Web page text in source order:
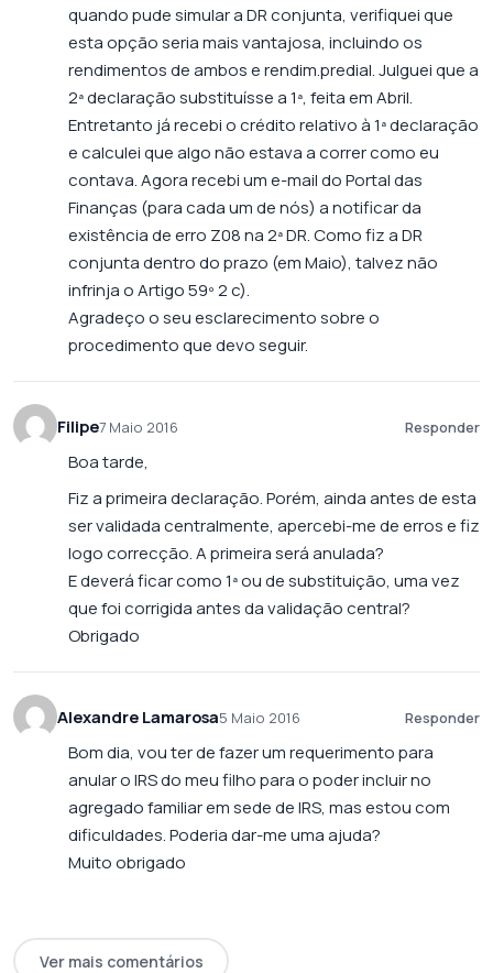
quando pude simular a DR conjunta, verifiquei que
esta opção seria mais vantajosa, incluindo os
rendimentos de ambos e rendim.predial. Julguei que a
2ª declaração substituísse a 1ª, feita em Abril.
Entretanto já recebi o crédito relativo à 1ª declaração
e calculei que algo não estava a correr como eu
contava. Agora recebi um e-mail do Portal das
Finanças (para cada um de nós) a notificar da
existência de erro Z08 na 2ª DR. Como fiz a DR
conjunta dentro do prazo (em Maio), talvez não
infrinja o Artigo 59º 2 c).
Agradeço o seu esclarecimento sobre o
procedimento que devo seguir.
Filipe7 Maio 2016 Responder
Boa tarde,
Fiz a primeira declaração. Porém, ainda antes de esta
ser validada centralmente, apercebi-me de erros e fiz
logo correcção. A primeira será anulada?
E deverá ficar como 1ª ou de substituição, uma vez
que foi corrigida antes da validação central?
Obrigado
Alexandre Lamarosa5 Maio 2016 Responder
Bom dia, vou ter de fazer um requerimento para
anular o IRS do meu filho para o poder incluir no
agregado familiar em sede de IRS, mas estou com
dificuldades. Poderia dar-me uma ajuda?
Muito obrigado
Ver mais comentários